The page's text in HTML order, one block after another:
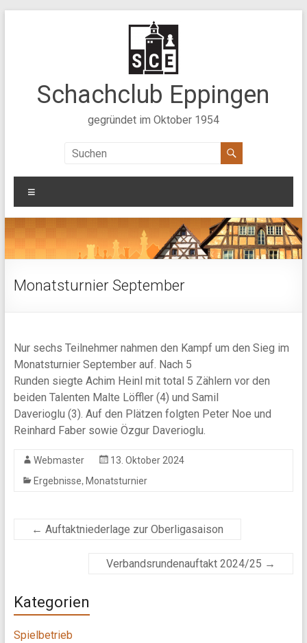
Schachclub Eppingen
gegründet im Oktober 1954
Monatsturnier September
Nur sechs Teilnehmer nahmen den Kampf um den Sieg im
Monatsturnier September auf. Nach 5
Runden siegte Achim Heinl mit total 5 Zählern vor den
beiden Talenten Malte Löffler (4) und Samil
Daverioglu (3). Auf den Plätzen folgten Peter Noe und
Reinhard Faber sowie Özgur Daverioglu.
Webmaster
13. Oktober 2024
Ergebnisse, Monatsturnier
← Auftaktniederlage zur Oberligasaison
Verbandsrundenauftakt 2024/25 →
Kategorien
Spielbetrieb